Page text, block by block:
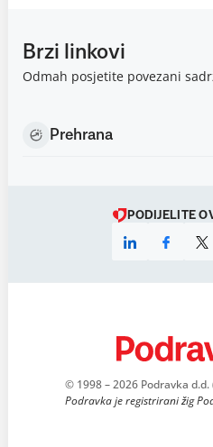
Brzi linkovi
Odmah posjetite povezani
Prehrana
PODIJELITE
© 1998 – 2026 Podravka
Podravka je registrirani žig